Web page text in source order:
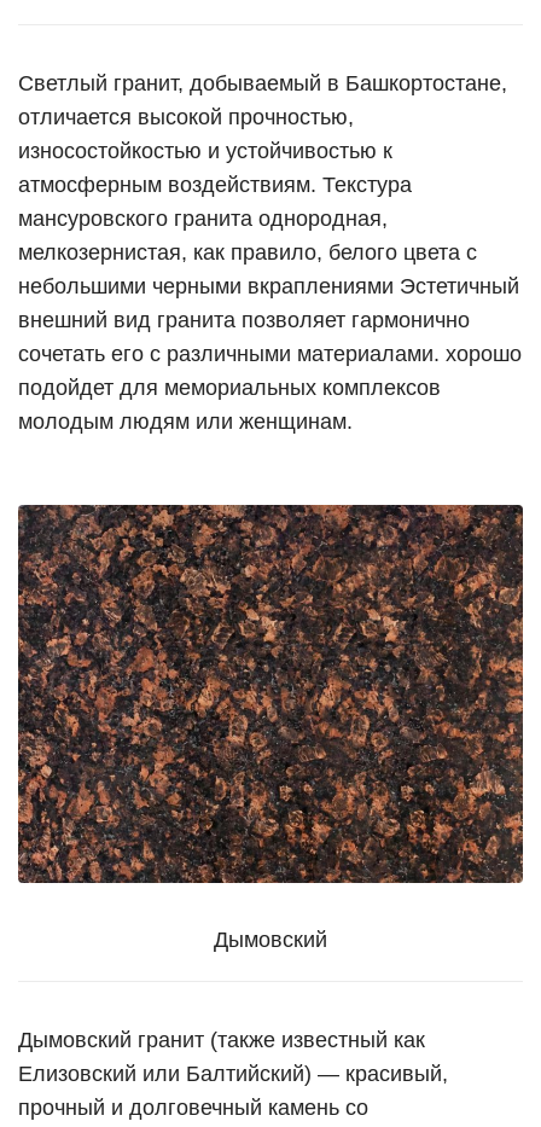
Светлый гранит, добываемый в Башкортостане,
отличается высокой прочностью,
износостойкостью и устойчивостью к
атмосферным воздействиям. Текстура
мансуровского гранита однородная,
мелкозернистая, как правило, белого цвета с
небольшими черными вкраплениями Эстетичный
внешний вид гранита позволяет гармонично
сочетать его с различными материалами. хорошо
подойдет для мемориальных комплексов
молодым людям или женщинам.
Дымовский
Дымовский гранит (также известный как
Елизовский или Балтийский) — красивый,
прочный и долговечный камень со